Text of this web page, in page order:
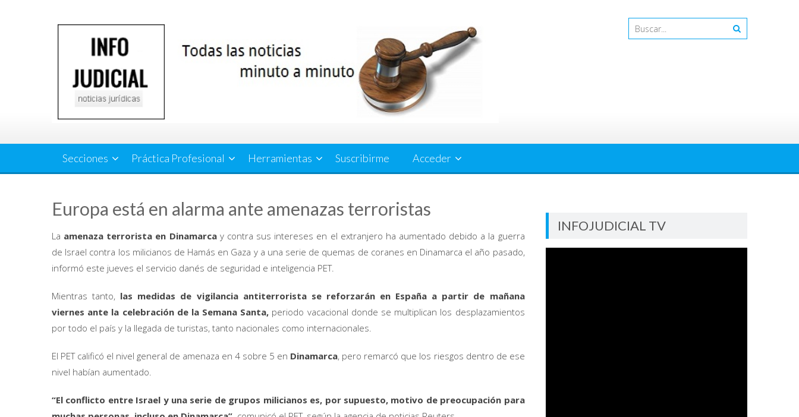
Secciones Práctica Profesional Herramientas Suscribirme Acceder
Europa está en alarma ante amenazas terroristas
La amenaza terrorista en Dinamarca y contra sus intereses en el extranjero ha aumentado debido a la guerra
de Israel contra los milicianos de Hamás en Gaza y a una serie de quemas de coranes en Dinamarca el año pasado,
informó este jueves el servicio danés de seguridad e inteligencia PET.
Mientras tanto, las medidas de vigilancia antiterrorista se reforzarán en España a partir de mañana
viernes ante la celebración de la Semana Santa, periodo vacacional donde se multiplican los desplazamientos
por todo el país y la llegada de turistas, tanto nacionales como internacionales.
El PET calificó el nivel general de amenaza en 4 sobre 5 en Dinamarca, pero remarcó que los riesgos dentro de ese
nivel habían aumentado.
“El conflicto entre Israel y una serie de grupos milicianos es, por supuesto, motivo de preocupación para
INFOJUDICIAL TV